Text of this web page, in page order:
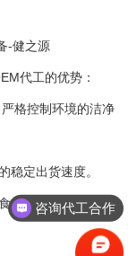
代工的优势：
格控制环境的洁净
定出货速度。
品生产能力，可提
咨询代工合作